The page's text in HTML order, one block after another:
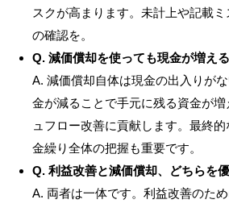
スクが高まります。未計上や記載
の確認を。
Q. 減価償却を使っても現金が増え
A. 減価償却自体は現金の出入りが
金が減ることで手元に残る資金が
ュフロー改善に貢献します。最終
金繰り全体の把握も重要です。
Q. 利益改善と減価償却、どちらを
A. 両者は一体です。利益改善のた